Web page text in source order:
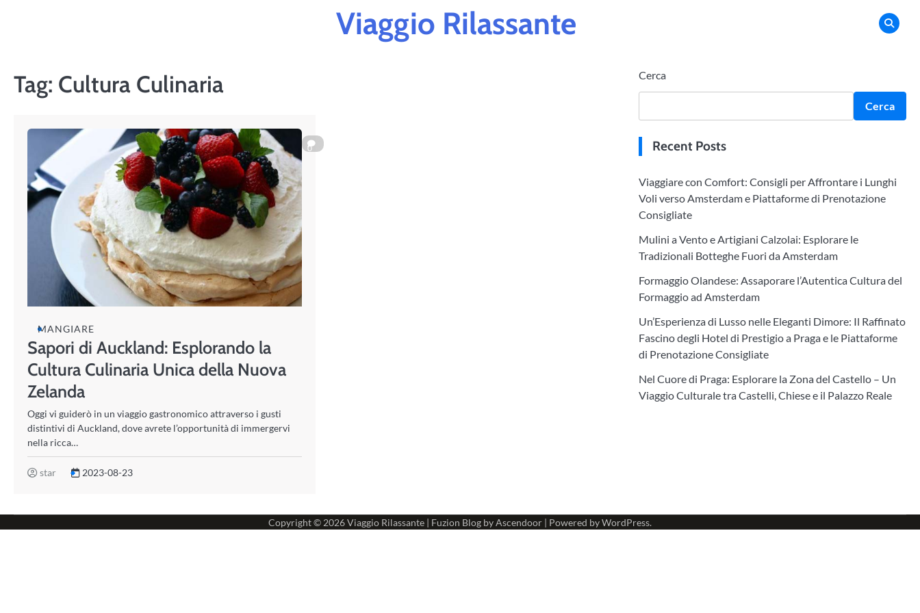
Viaggio Rilassante
Tag: Cultura Culinaria
0
MANGIARE
Sapori di Auckland: Esplorando la
Cultura Culinaria Unica della Nuova
Zelanda
Oggi vi guiderò in un viaggio gastronomico attraverso i gusti
distintivi di Auckland, dove avrete l’opportunità di immergervi
nella ricca…
star 2023-08-23
Cerca
Cerca
Recent Posts
Viaggiare con Comfort: Consigli per Affrontare i Lunghi
Voli verso Amsterdam e Piattaforme di Prenotazione
Consigliate
Mulini a Vento e Artigiani Calzolai: Esplorare le
Tradizionali Botteghe Fuori da Amsterdam
Formaggio Olandese: Assaporare l’Autentica Cultura del
Formaggio ad Amsterdam
Un’Esperienza di Lusso nelle Eleganti Dimore: Il Raffinato
Fascino degli Hotel di Prestigio a Praga e le Piattaforme
di Prenotazione Consigliate
Nel Cuore di Praga: Esplorare la Zona del Castello – Un
Viaggio Culturale tra Castelli, Chiese e il Palazzo Reale
Copyright © 2026Viaggio Rilassante | Fuzion Blog byAscendoor | Powered byWordPress.